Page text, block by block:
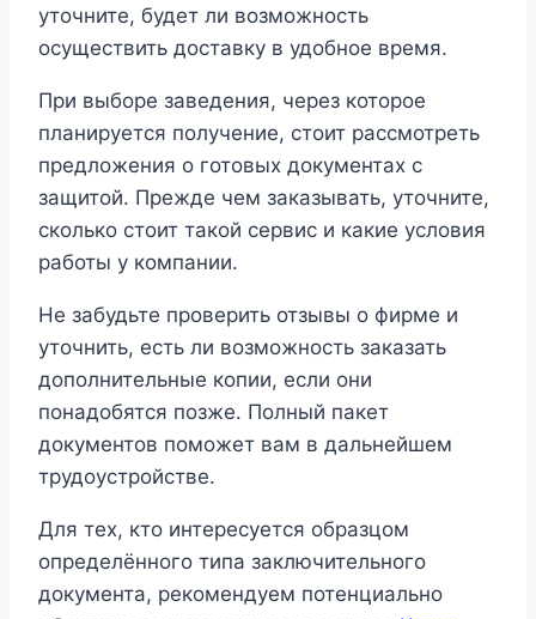
уточните, будет ли возможность
осуществить доставку в удобное время.
При выборе заведения, через которое
планируется получение, стоит рассмотреть
предложения о готовых документах с
защитой. Прежде чем заказывать, уточните,
сколько стоит такой сервис и какие условия
работы у компании.
Не забудьте проверить отзывы о фирме и
уточнить, есть ли возможность заказать
дополнительные копии, если они
понадобятся позже. Полный пакет
документов поможет вам в дальнейшем
трудоустройстве.
Для тех, кто интересуется образцом
определённого типа заключительного
документа, рекомендуем потенциально